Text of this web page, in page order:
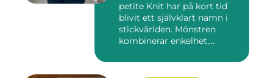
petite Knit har på kort tid
blivit ett självklart namn i
stickvärlden. Mönstren
kombinerar enkelhet,...